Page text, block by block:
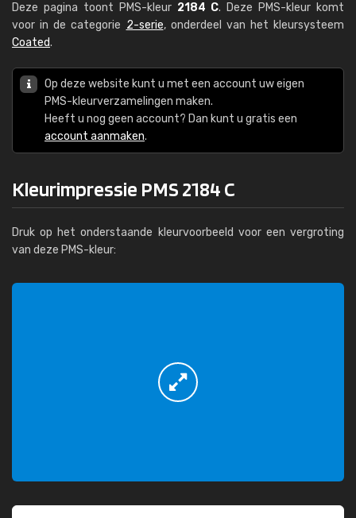
Deze pagina toont PMS-kleur 2184 C. Deze PMS-kleur komt
voor in de categorie 2-serie, onderdeel van het kleursysteem
Coated.
Op deze website kunt u met een account uw eigen
PMS-kleurverzamelingen maken.
Heeft u nog geen account? Dan kunt u gratis een
account aanmaken.
Kleurimpressie PMS 2184 C
Druk op het onderstaande kleurvoorbeeld voor een vergroting
van deze PMS-kleur: